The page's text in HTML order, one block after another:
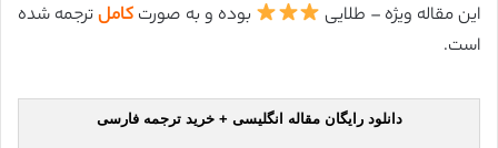
این مقاله ویژه – طلایی
بوده و به صورت کاملترجمه شده
است.
دانلود رایگان مقاله انگلیسی + خرید ترجمه فارسی